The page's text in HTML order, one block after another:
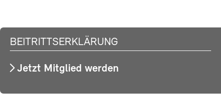
BEITRITTSERKLÄRUNG
Jetzt Mitglied werden